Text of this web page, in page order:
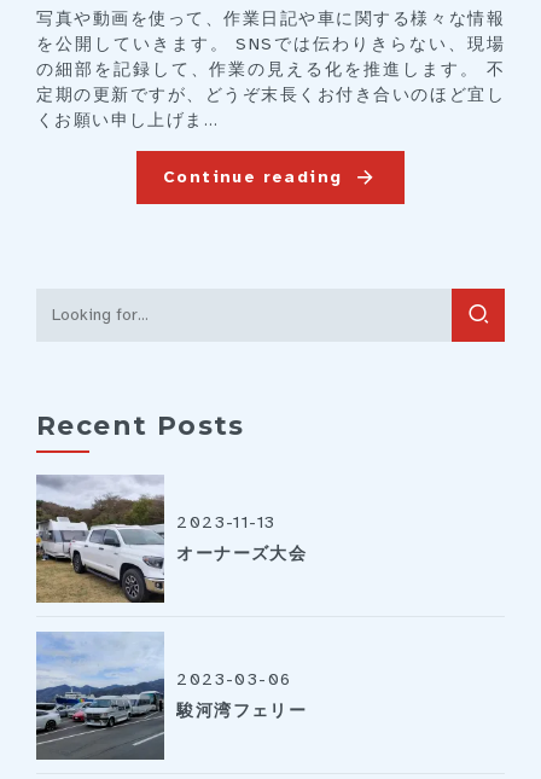
写真や動画を使って、作業日記や車に関する様々な情報
を公開していきます。 SNSでは伝わりきらない、現場
の細部を記録して、作業の見える化を推進します。 不
定期の更新ですが、どうぞ末長くお付き合いのほど宜し
くお願い申し上げま...
Continue reading
Recent Posts
2023-11-13
オーナーズ大会
2023-03-06
駿河湾フェリー